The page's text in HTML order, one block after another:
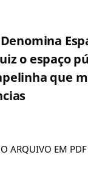
Denomina
o espaço
que
ARQUIVO EM